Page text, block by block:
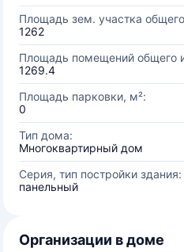
Площадь зем. участка
1262
Площадь помещений общего
1269.4
Площадь парковки, м²:
0
Тип дома:
Многоквартирный дом
Серия, тип постройки здания:
панельный
Организации в доме